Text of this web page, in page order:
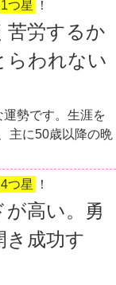
1つ星 ！
苦労するか
らわれない
勢です。生涯を
主に50歳以降の晩
4つ星 ！
高い。勇
き成功す